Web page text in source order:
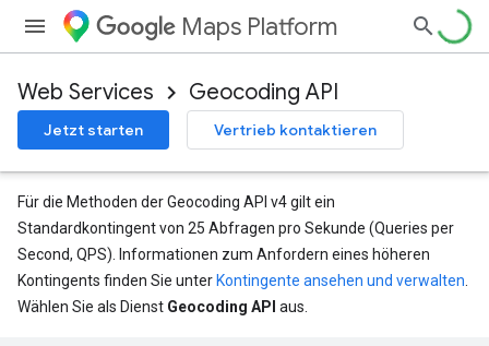
Maps Platform
Web Services Geocoding API
Jetzt starten Vertrieb kontaktieren
Für die Methoden der Geocoding API v4 gilt ein
Standardkontingent von 25 Abfragen pro Sekunde (Queries per
Second, QPS). Informationen zum Anfordern eines höheren
Kontingents finden Sie unter Kontingente ansehen und verwalten
Wählen Sie als Dienst Geocoding API aus.